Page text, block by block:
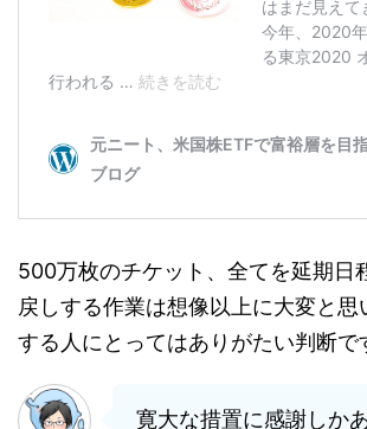
500万枚のチケット、全てを延期日
戻しする作業は想像以上に大変と思
する人にとってはありがたい判断で
寛大な措置に感謝しか